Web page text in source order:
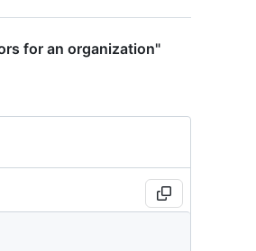
for an organization"